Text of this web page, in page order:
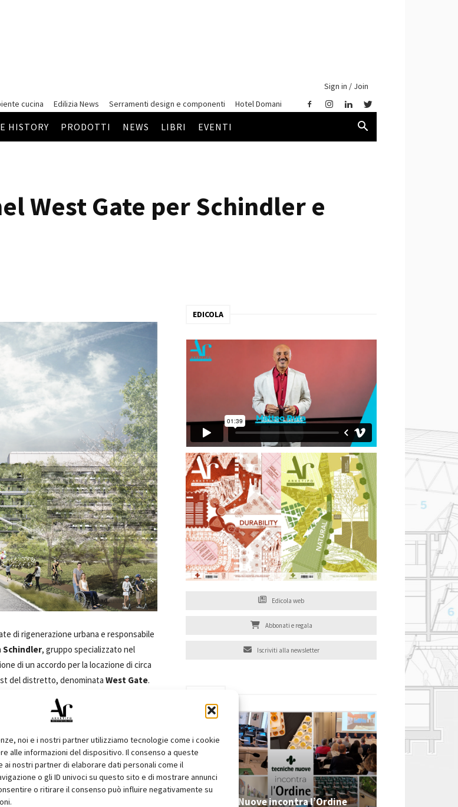
noi e i nostri partner utilizziamo tecnologie come i cookie
alle informazioni del dispositivo. Il consenso a queste
nostri partner di elaborare dati personali come il
o gli ID univoci su questo sito e di mostrare annunci
o ritirare il consenso può influire negativamente su
Sign in / Join
cucina Edilizia News Serramenti design e componenti Hotel Domani
HISTORY PRODOTTI NEWS LIBRI EVENTI
West Gate per Schindler e
di rigenerazione urbana e responsabile
Schindler, gruppo specializzato nel
di un accordo per la locazione di circa
del distretto, denominata West Gate.
la sede diSchindler Informatica
MoLo, hub strategico dell’area
L'edificio si compone di sette piani
sviluppo in lunghezza di circa 170 metri
e commerciali, sia per le aziende
EDICOLA
Edicola web
Abbonati e regala
Iscriviti alla newsletter
Tecniche Nuove incontra l’Ordine